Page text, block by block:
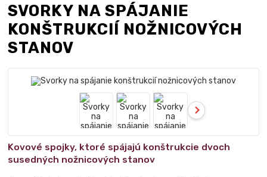
SVORKY NA SPÁJANIE
KONŠTRUKCIÍ NOŽNICOVÝCH
STANOV
Kovové spojky, ktoré spájajú konštrukcie dvoch
susedných nožnicových stanov